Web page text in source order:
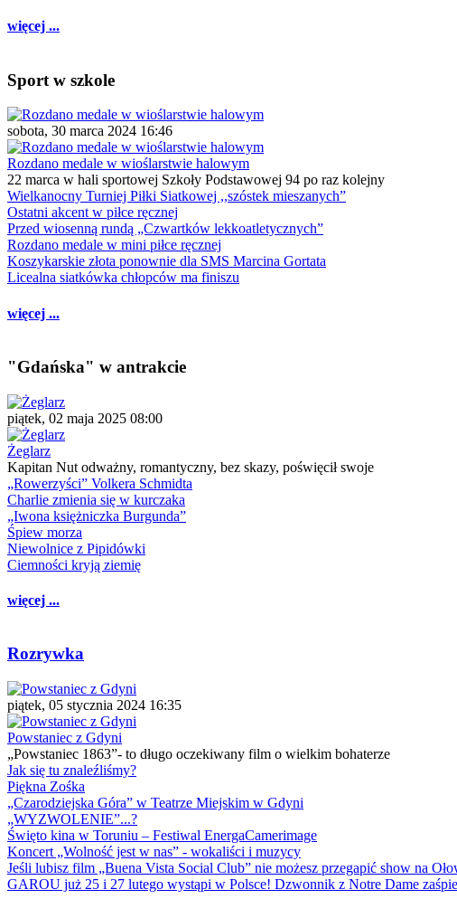
więcej ...
Sport w szkole
sobota, 30 marca 2024 16:46
Rozdano medale w wioślarstwie halowym
22 marca w hali sportowej Szkoły Podstawowej 94 po raz kolejny
Wielkanocny Turniej Piłki Siatkowej ,,szóstek mieszanych”
Ostatni akcent w piłce ręcznej
Przed wiosenną rundą „Czwartków lekkoatletycznych”
Rozdano medale w mini piłce ręcznej
Koszykarskie złota ponownie dla SMS Marcina Gortata
Licealna siatkówka chłopców ma finiszu
więcej ...
"Gdańska" w antrakcie
piątek, 02 maja 2025 08:00
Żeglarz
Kapitan Nut odważny, romantyczny, bez skazy, poświęcił swoje
„Rowerzyści” Volkera Schmidta
Charlie zmienia się w kurczaka
„Iwona księżniczka Burgunda”
Śpiew morza
Niewolnice z Pipidówki
Ciemności kryją ziemię
więcej ...
Rozrywka
piątek, 05 stycznia 2024 16:35
Powstaniec z Gdyni
„Powstaniec 1863”- to długo oczekiwany film o wielkim bohaterze
Jak się tu znaleźliśmy?
Piękna Zośka
„Czarodziejska Góra” w Teatrze Miejskim w Gdyni
„WYZWOLENIE”...?
Święto kina w Toruniu – Festiwal EnergaCamerimage
Koncert „Wolność jest w nas” - wokaliści i muzycy
Jeśli lubisz film „Buena Vista Social Club” nie możesz przegapić show na
GAROU już 25 i 27 lutego wystąpi w Polsce! Dzwonnik z Notre Dame